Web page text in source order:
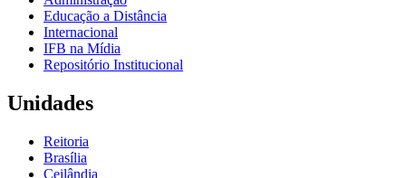
Educação a Distância
Internacional
IFB na Mídia
Repositório Institucional
Unidades
Reitoria
Brasília
Ceilândia